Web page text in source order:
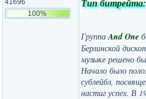
41696
100%
Тип битрейта:
ГруппаAnd One
Берлинской
музыке решено
Начало было
сублейбл,
настиг успех. В